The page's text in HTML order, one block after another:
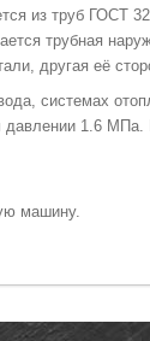
из труб ГОСТ
трубная
другая её
системах
1.6
машину.